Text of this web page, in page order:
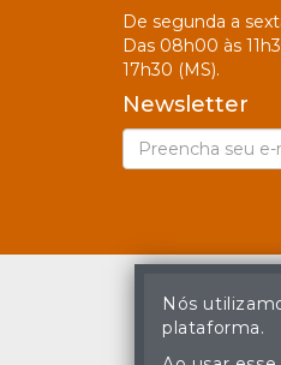
De segunda a
Das 08h00 às
17h30 (MS).
Newsletter
Nós
plataforma.